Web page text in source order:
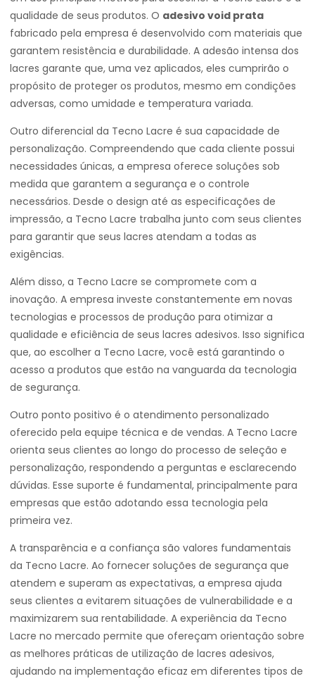
qualidade de seus produtos. O adesivo void prata
fabricado pela empresa é desenvolvido com materiais que
garantem resistência e durabilidade. A adesão intensa dos
lacres garante que, uma vez aplicados, eles cumprirão o
propósito de proteger os produtos, mesmo em condições
adversas, como umidade e temperatura variada.
Outro diferencial da Tecno Lacre é sua capacidade de
personalização. Compreendendo que cada cliente possui
necessidades únicas, a empresa oferece soluções sob
medida que garantem a segurança e o controle
necessários. Desde o design até as especificações de
impressão, a Tecno Lacre trabalha junto com seus clientes
para garantir que seus lacres atendam a todas as
exigências.
Além disso, a Tecno Lacre se compromete com a
inovação. A empresa investe constantemente em novas
tecnologias e processos de produção para otimizar a
qualidade e eficiência de seus lacres adesivos. Isso significa
que, ao escolher a Tecno Lacre, você está garantindo o
acesso a produtos que estão na vanguarda da tecnologia
de segurança.
Outro ponto positivo é o atendimento personalizado
oferecido pela equipe técnica e de vendas. A Tecno Lacre
orienta seus clientes ao longo do processo de seleção e
personalização, respondendo a perguntas e esclarecendo
dúvidas. Esse suporte é fundamental, principalmente para
empresas que estão adotando essa tecnologia pela
primeira vez.
A transparência e a confiança são valores fundamentais
da Tecno Lacre. Ao fornecer soluções de segurança que
atendem e superam as expectativas, a empresa ajuda
seus clientes a evitarem situações de vulnerabilidade e a
maximizarem sua rentabilidade. A experiência da Tecno
Lacre no mercado permite que ofereçam orientação sobre
as melhores práticas de utilização de lacres adesivos,
ajudando na implementação eficaz em diferentes tipos de